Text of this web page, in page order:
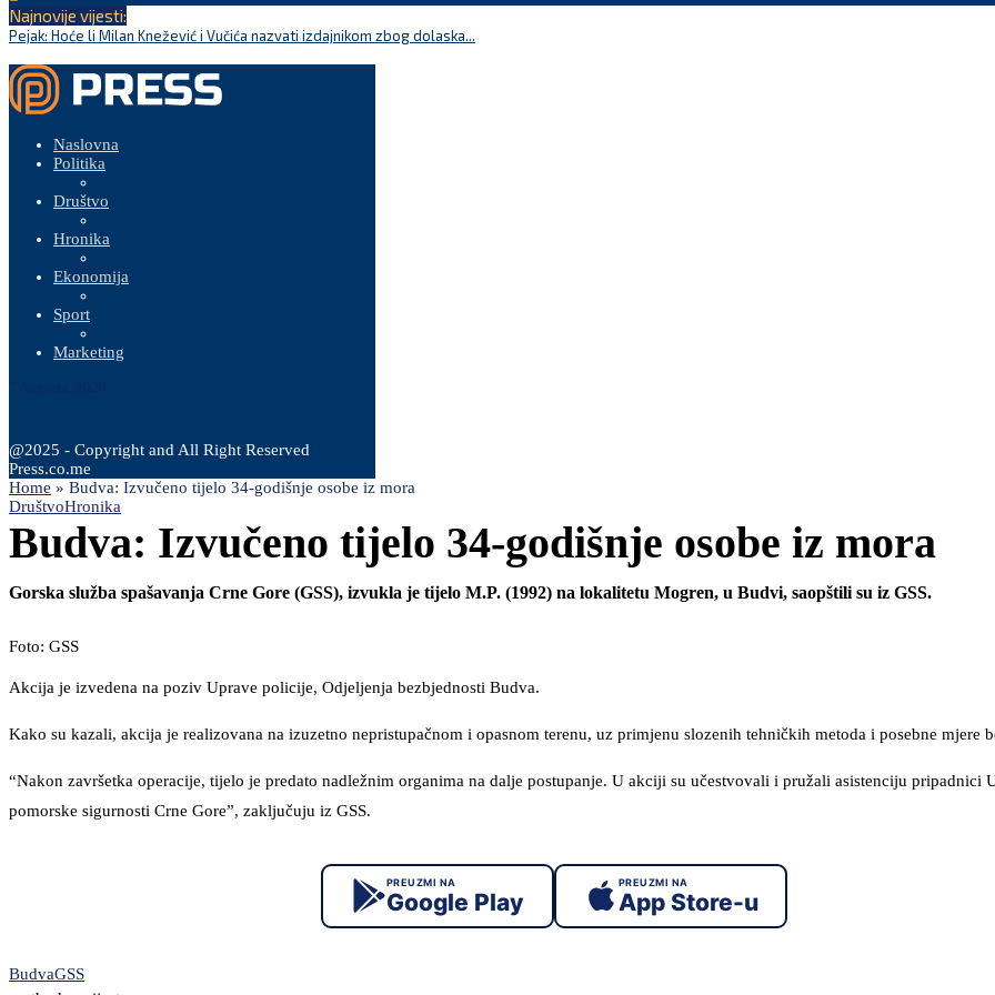
Najnovije vijesti:
Pejak: Hoće li Milan Knežević i Vučića nazvati izdajnikom zbog dolaska...
Naslovna
Politika
Društvo
Hronika
Ekonomija
Sport
Marketing
@2025 - Copyright and All Right Reserved
Press.co.me
Home » Budva: Izvučeno tijelo 34-godišnje osobe iz mora
DruštvoHronika
Budva: Izvučeno tijelo 34-godišnje osobe iz mora
Gorska služba spašavanja Crne Gore (GSS), izvukla je tijelo M.P. (1992) na lokalitetu Mogren, u Budvi, saopštili su iz GSS.
Foto: GSS
Akcija je izvedena na poziv Uprave policije, Odjeljenja bezbjednosti Budva.
Kako su kazali, akcija je realizovana na izuzetno nepristupačnom i opasnom terenu, uz primjenu slozenih tehničkih metoda i posebne mjere
“Nakon završetka operacije, tijelo je predato nadležnim organima na dalje postupanje. U akciji su učestvovali i pružali asistenciju pripadnici
pomorske sigurnosti Crne Gore”, zaključuju iz GSS.
PREUZMI NA
Google Play
PREUZMI NA
App Store-u
BudvaGSS